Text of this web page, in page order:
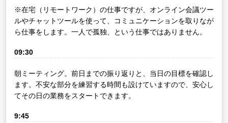
※在宅（リモートワーク）の仕事ですが、オンライン会議ツー
ルやチャットツールを使って、コミュニケーションを取りなが
ら仕事をします。一人で孤独、という仕事ではありません。
09:30
朝ミーティング。前日までの振り返りと、当日の目標を確認し
ます。不安な部分を練習する時間も設けていますので、安心し
てその日の業務をスタートできます。
9:45